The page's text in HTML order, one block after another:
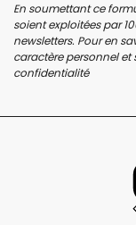
En soumettant ce
soient exploitées par
newsletters. Pour en
caractère personnel et
confidentialité